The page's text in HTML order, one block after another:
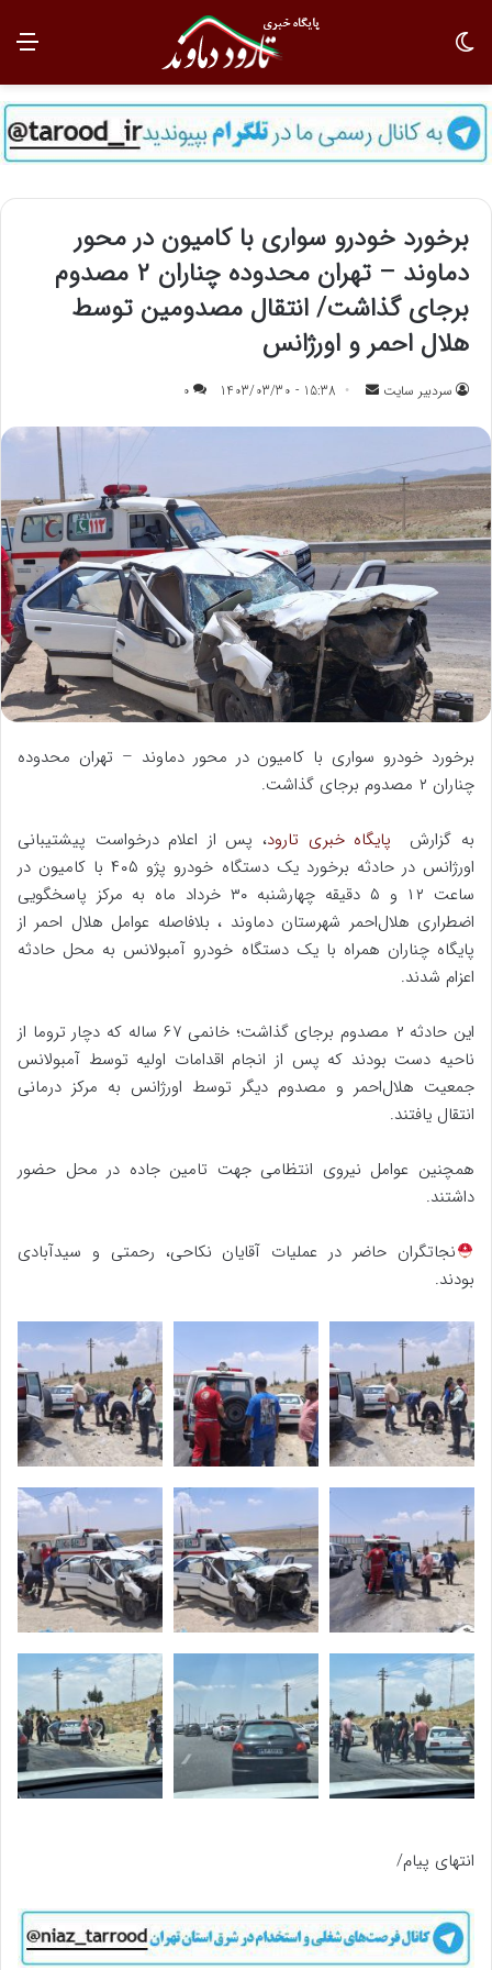
برخورد خودرو سواری با کامیون در محور
دماوند – تهران محدوده چناران ۲ مصدوم
برجای گذاشت/ انتقال مصدومین توسط
هلال احمر و‌ اورژانس
سردبیر سایت
ا
ل
ب
ه
ا
ی
م
ی
ل
15:38 - 1403/03/30
0
برخورد خودرو سواری با کامیون در محور دماوند – تهران محدوده
چناران ۲ مصدوم برجای گذاشت.
به گزارش پایگاه خبری تارود، پس از اعلام درخواست پیشتیبانی
اورژانس در حادثه برخورد یک دستگاه خودرو پژو ۴۰۵ با کامیون در
ساعت ۱۲ و ۵ دقیقه چهارشنبه ۳۰ خرداد ماه به مرکز پاسخگویی
اضطراری هلال‌احمر شهرستان دماوند ، بلافاصله عوامل هلال احمر از
پایگاه چناران همراه با یک دستگاه خودرو آمبولانس به محل حادثه
اعزام شدند.
این حادثه ۲ مصدوم برجای گذاشت؛ خانمی ۶۷ ساله که دچار تروما از
ناحیه دست بودند که پس از انجام اقدامات اولیه توسط آمبولانس
جمعیت هلال‌احمر و مصدوم دیگر توسط اورژانس به مرکز درمانی
انتقال یافتند.
همچنین عوامل نیروی انتظامی جهت تامين جاده در محل حضور
داشتند.
نجاتگران حاضر در عملیات آقایان نکاحی، رحمتی و سیدآبادی
بودند.
انتهای پیام/